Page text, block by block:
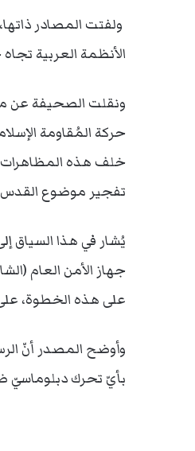
ولفتت المصادر
الأنظمة العربية
ونقلت الصحيفة عن
حركة المُقاومة
خلف هذه المظاهرات،
تفجير موضوع
جهاز الأمن العام
على هذه الخطوة،
وأوضح المصدر أنّ
بأيّ تحرك دبلوماسيّ